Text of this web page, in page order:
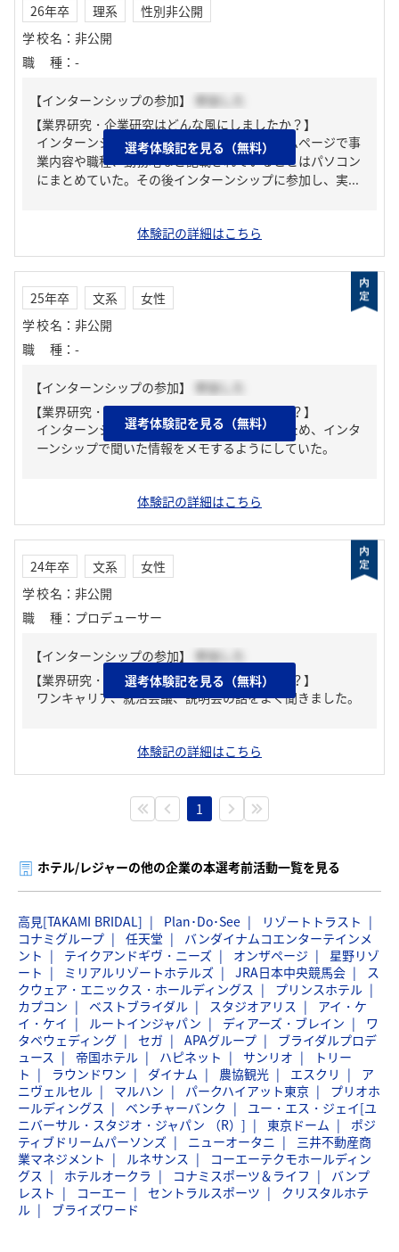
26年卒 理系
性別非公開
学校名 ： 非公開
職種 ： -
【インターンシップの参加】
参加した
【業界研究・企業研究はどんな風にしましたか？】
インターンシップ参加前に事前に企業のホームページで事
業内容や職種、勤務地など記載されていることはパソコン
にまとめていた。その後インターンシップに参加し、実...
選考体験記を見る（無料）
体験記の詳細はこちら
25年卒 文系
女性
学校名 ： 非公開
職種 ： -
【インターンシップの参加】
参加した
【業界研究・企業研究はどんな風にしましたか？】
インターンシップで詳しく話してくれていたため、インタ
ーンシップで聞いた情報をメモするようにしていた。
選考体験記を見る（無料）
体験記の詳細はこちら
24年卒 文系
女性
学校名 ： 非公開
職種 ： プロデューサー
【インターンシップの参加】
参加した
【業界研究・企業研究はどんな風にしましたか？】
ワンキャリア、就活会議、説明会の話をよく聞きました。
選考体験記を見る（無料）
体験記の詳細はこちら
1
ホテル/レジャーの他の企業の本選考前活動一覧を見る
高見[TAKAMI BRIDAL] Plan･Do･See
リゾートトラスト
コナミグループ
任天堂
バンダイナムコエンターテインメ
ント
テイクアンドギヴ・ニーズ オンザページ
星野リゾ
ート
ミリアルリゾートホテルズ JRA日本中央競馬会
ス
クウェア・エニックス・ホールディングス
プリンスホテル
カプコン
ベストブライダル スタジオアリス
アイ・ケ
イ・ケイ
ルートインジャパン ディアーズ・ブレイン
ワ
タベウェディング
セガ APAグループ
ブライダルプロデ
ュース
帝国ホテル ハピネット サンリオ
トリー
ト
ラウンドワン ダイナム 農協観光 エスクリ
ア
ニヴェルセル
マルハン パークハイアット東京
プリオホ
ールディングス
ベンチャーバンク
ユー・エス・ジェイ[ユ
ニバーサル・スタジオ・ジャパン （R）]
東京ドーム
ポジ
ティブドリームパーソンズ
ニューオータニ
三井不動産商
業マネジメント
ルネサンス
コーエーテクモホールディン
グス
ホテルオークラ コナミスポーツ＆ライフ
バンプ
レスト
コーエー セントラルスポーツ
クリスタルホテ
ル
ブライズワード